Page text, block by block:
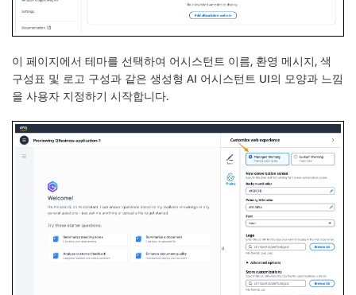
이 페이지에서 테마를 선택하여 어시스턴트 이름, 환영 메시지, 색
구성표 및 로고 구성과 같은 생성형 AI 어시스턴트 UI의 모양과 느낌
을 사용자 지정하기 시작합니다.